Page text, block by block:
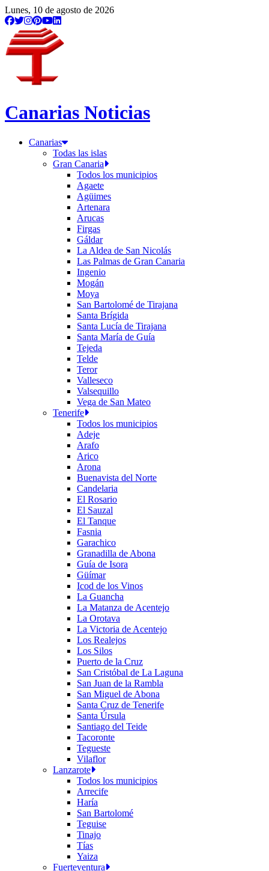
Lunes, 10 de agosto de 2026
Canarias Noticias
Canarias
Todas las islas
Gran Canaria
Todos los municipios
Agaete
Agüimes
Artenara
Arucas
Firgas
Gáldar
La Aldea de San Nicolás
Las Palmas de Gran Canaria
Ingenio
Mogán
Moya
San Bartolomé de Tirajana
Santa Brígida
Santa Lucía de Tirajana
Santa María de Guía
Tejeda
Telde
Teror
Valleseco
Valsequillo
Vega de San Mateo
Tenerife
Todos los municipios
Adeje
Arafo
Arico
Arona
Buenavista del Norte
Candelaria
El Rosario
El Sauzal
El Tanque
Fasnia
Garachico
Granadilla de Abona
Guía de Isora
Güímar
Icod de los Vinos
La Guancha
La Matanza de Acentejo
La Orotava
La Victoria de Acentejo
Los Realejos
Los Silos
Puerto de la Cruz
San Cristóbal de La Laguna
San Juan de la Rambla
San Miguel de Abona
Santa Cruz de Tenerife
Santa Úrsula
Santiago del Teide
Tacoronte
Tegueste
Vilaflor
Lanzarote
Todos los municipios
Arrecife
Haría
San Bartolomé
Teguise
Tinajo
Tías
Yaiza
Fuerteventura